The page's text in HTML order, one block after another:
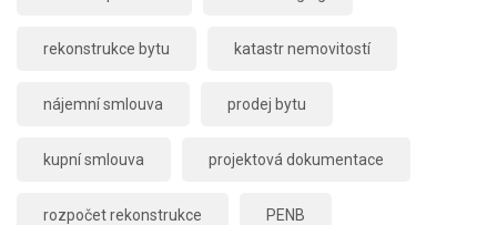
rekonstrukce bytu katastr nemovitostí
nájemní smlouva prodej bytu
kupní smlouva projektová dokumentace
rozpočet rekonstrukce PENB